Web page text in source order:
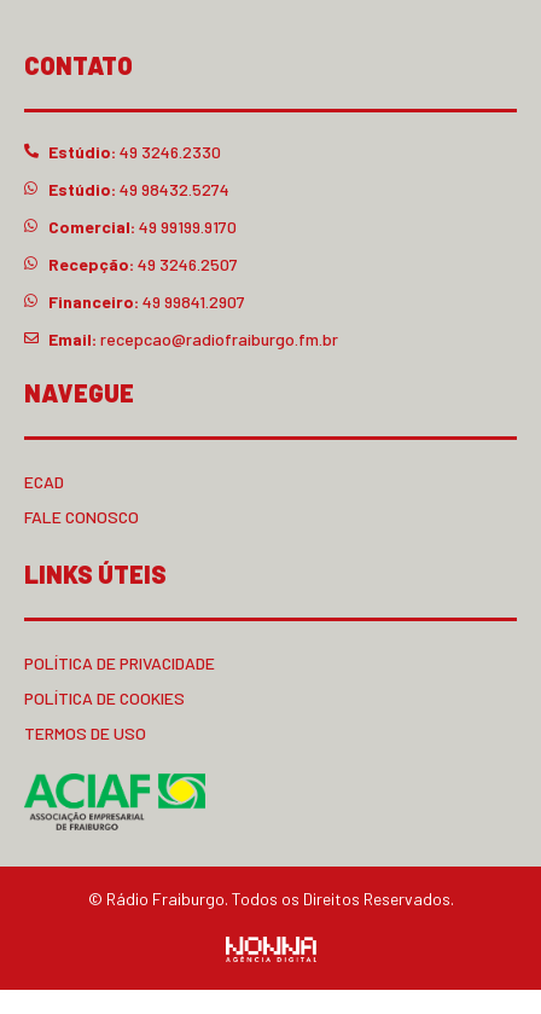
CONTATO
Estúdio: 49 3246.2330
Estúdio: 49 98432.5274
Comercial: 49 99199.9170
Recepção: 49 3246.2507
Financeiro: 49 99841.2907
Email: recepcao@radiofraiburgo.fm.br
NAVEGUE
ECAD
FALE CONOSCO
LINKS ÚTEIS
POLÍTICA DE PRIVACIDADE
POLÍTICA DE COOKIES
TERMOS DE USO
© Rádio Fraiburgo. Todos os Direitos Reservados.